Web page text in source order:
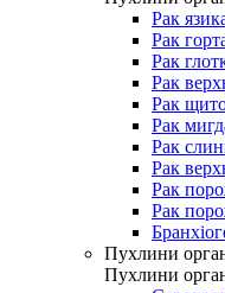
Рак
Рак
Рак
Рак
Рак
Рак
Рак
Рак
Рак
Рак
Пухлини
Пухлини